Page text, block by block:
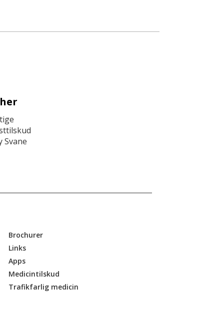
Svane
Brochurer
Links
Apps
Medicintilskud
Trafikfarlig medicin